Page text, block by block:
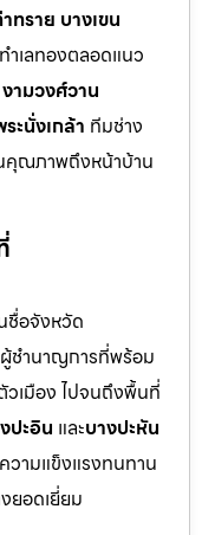
ทราย บางเขน
ำเลทองตลอดแนว
ามวงศ์วาน
ะนั่งเกล้า ทีมช่าง
คุณภาพถึงหน้าบ้าน
ชื่อจังหวัด
ผู้ชำนาญการที่พร้อม
วเมือง ไปจนถึงพื้นที่
ปะอิน และบางปะหัน
วามแข็งแรงทนทาน
ยอดเยี่ยม